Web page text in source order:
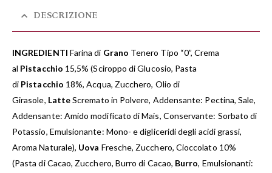
DESCRIZIONE
INGREDIENTI Farina di Grano Tenero Tipo “0”, Crema
al Pistacchio 15,5% (Sciroppo di Glucosio, Pasta
di Pistacchio 18%, Acqua, Zucchero, Olio di
Girasole, LatteScremato in Polvere, Addensante: Pectina, Sale,
Addensante: Amido modificato di Mais, Conservante: Sorbato di
Potassio, Emulsionante: Mono- e digliceridi degli acidi grassi,
Aroma Naturale), Uova Fresche, Zucchero, Cioccolato 10%
(Pasta di Cacao, Zucchero, Burro di Cacao, Burro, Emulsionanti: